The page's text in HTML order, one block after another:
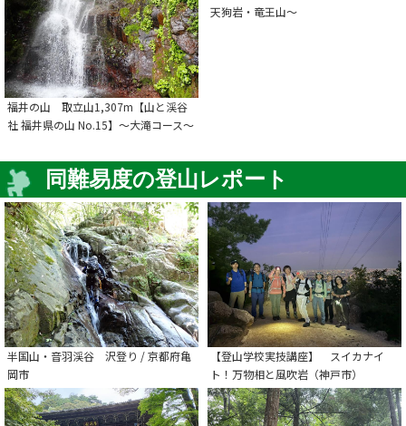
福井の山 取立山1,307m【山と渓谷
社 福井県の山 No.15】～大滝コース～
天狗岩・竜王山～
同難易度の登山レポート
半国山・音羽渓谷 沢登り / 京都府亀
岡市
【登山学校実技講座】 スイカナイ
ト！万物相と風吹岩（神戸市）